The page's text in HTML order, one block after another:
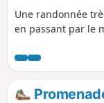
Une randonnée
en passant par le